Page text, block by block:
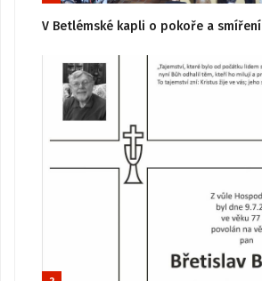
V Betlémské kapli o pokoře a smíření